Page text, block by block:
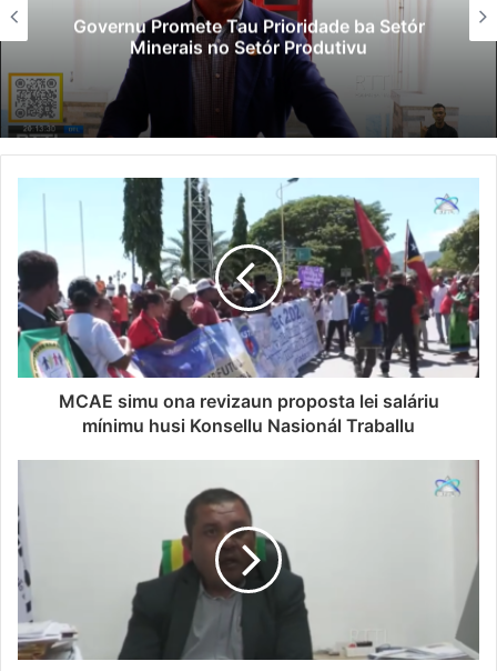
Governu Promete Tau Prioridade ba Setór
Minerais no Setór Produtivu
MCAE simu ona revizaun proposta lei saláriu
mínimu husi Konsellu Nasionál Traballu